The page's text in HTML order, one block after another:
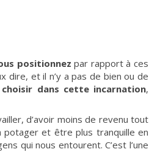
positionnezpar rapport à ces
dire, et il n’y a pas de bien ou de
dans cette incarnation,
d’avoir moins de revenu tout
potager et être plus tranquille en
qui nous entourent. C’est l’une